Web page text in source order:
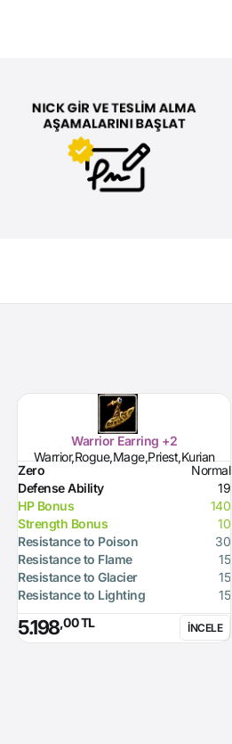
Warrior Earring +2
Warrior,Rogue,Mage,Priest,Kurian
Zero
Normal
Defense Ability
19
HP Bonus
140
Strength Bonus
10
Resistance to Poison
30
Resistance to Flame
15
Resistance to Glacier
15
Resistance to Lighting
15
5.198,00 TL İNCELE